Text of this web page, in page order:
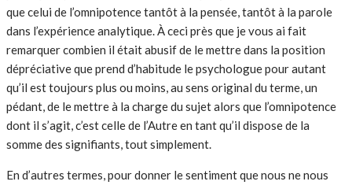
que celui de l’omnipotence tantôt à la pensée, tantôt à la parole
dans l’expérience analytique. À ceci près que je vous ai fait
remarquer combien il était abusif de le mettre dans la position
dépréciative que prend d’habitude le psychologue pour autant
qu’il est toujours plus ou moins, au sens original du terme, un
pédant, de le mettre à la charge du sujet alors que l’omnipotence
dont il s’agit, c’est celle de l’Autre en tant qu’il dispose de la
somme des signifiants, tout simplement.
En d’autres termes, pour donner le sentiment que nous ne nous